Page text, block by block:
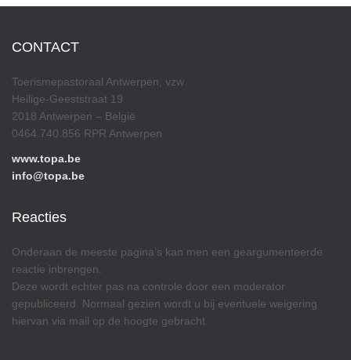
CONTACT
Toerismepastoraal Antwerpen, vzw
Heilige-Geeststraat 19
2018 Antwerpen – België
0464.740.856 RPR Antwerpen
www.topa.be
info@topa.be
Reacties
Onderaan de meeste pagina’s kan men een geargumenteerde
reactie inbrengen.
Deze wordt echter pas na controle door een moderator
gepubliceerd. Normaal gezien wordt u bij eventuele weigering
hiervan via mail op de hoogte gebracht.